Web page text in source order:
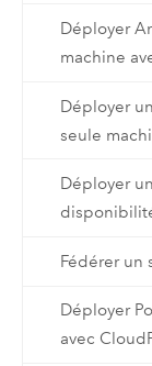
Déployer
machine
Déployer
seule
Déployer
Fédérer un
Déployer
avec